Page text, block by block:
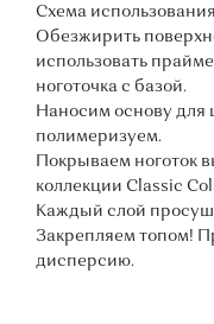
Схема
Обезжирить
использовать
ноготочка с базой.
Наносим основу для
полимеризуем.
Покрываем ноготок
коллекции Classic
Каждый слой
Закрепляем топом!
дисперсию.